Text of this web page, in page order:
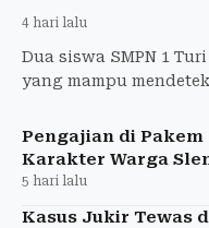
4 hari lalu
Dua siswa SMPN 1
yang mampu
Pengajian di
Karakter Warga
5 hari lalu
Kasus Jukir Tewas